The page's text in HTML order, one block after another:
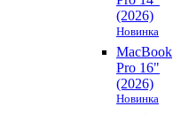
(2026)
Новинка
MacBook
Pro 16"
(2026)
Новинка